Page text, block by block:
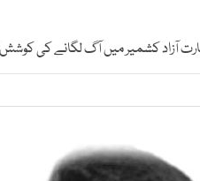
آزاد کشمیر میں آگ لگانے کی کوشش